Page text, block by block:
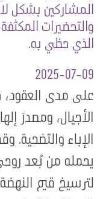
المشاركين بشكل
والتحضيرات
الذي حظي به.
2025-07-09
على مدى العقود،
الأجيال، ومصدرَ
الإباء والتضحية.
يحمله من بُعد
لترسيخ قيم